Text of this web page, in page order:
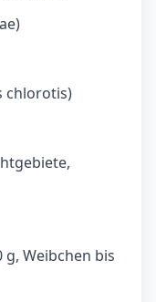
chlorotis)
g, Weibchen bis